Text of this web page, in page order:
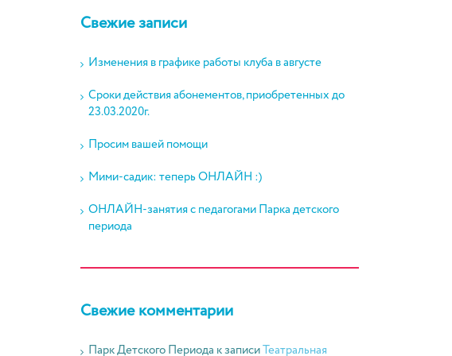
Свежие записи
Изменения в графике работы клуба в августе
Сроки действия абонементов, приобретенных до
23.03.2020г.
Просим вашей помощи
Мими-садик: теперь ОНЛАЙН :)
ОНЛАЙН-занятия с педагогами Парка детского
периода
Свежие комментарии
Парк Детского Периода к записиТеатральная